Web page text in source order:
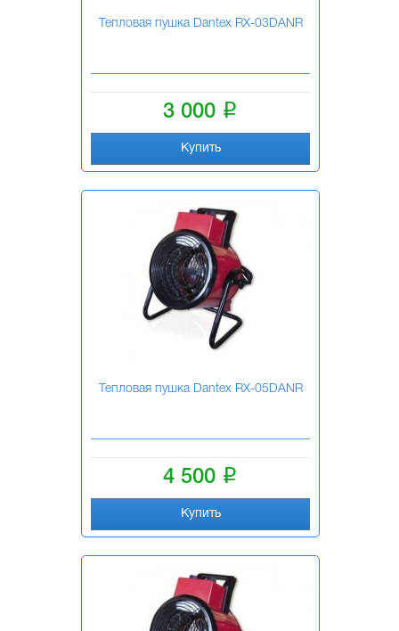
Тепловая пушка Dantex RX-03DANR
3 000 i
Купить
Тепловая пушка Dantex RX-05DANR
4 500 i
Купить